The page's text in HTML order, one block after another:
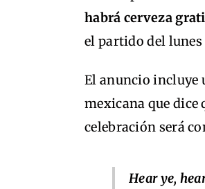
habrá cerveza
el partido del
El anuncio incluye
mexicana que
celebración será
Hear ye,